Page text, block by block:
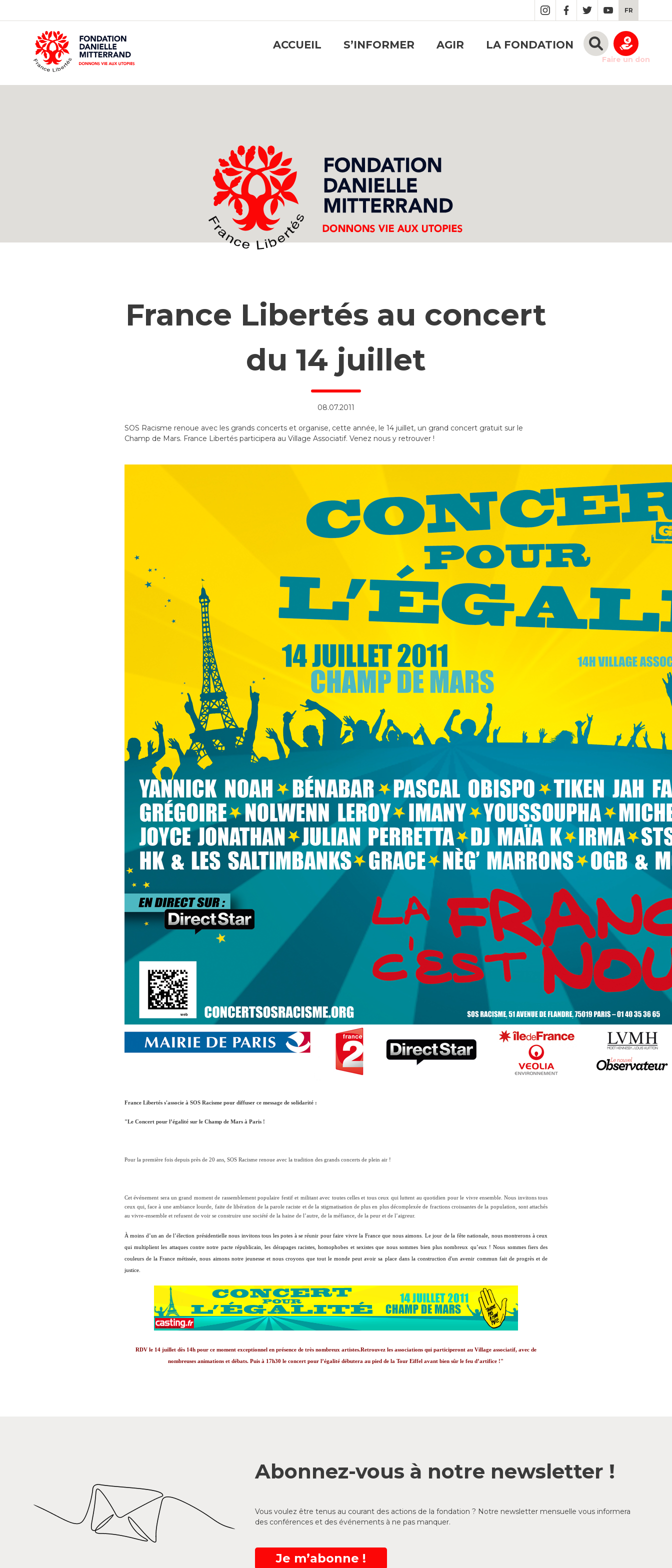
CONTENT
FR
ACCUEIL S’INFORMER AGIR LA FONDATION
Faire un don
France Libertés au concert
du 14 juillet
08.07.2011
SOS Racisme renoue avec les grands concerts et organise, cette année, le 14 juillet, un grand concert gratuit sur le
Champ de Mars. France Libertés participera au Village Associatif. Venez nous y retrouver !
France Libertés s'associe à SOS Racisme pour diffuser ce message de solidarité :
"Le Concert pour l’égalité sur le Champ de Mars à Paris !
Pour la première fois depuis près de 20 ans, SOS Racisme renoue avec la tradition des grands concerts de plein air !
Cet événement sera un grand moment de rassemblement populaire festif et militant avec toutes celles et tous ceux qui luttent au quotidien pour le vivre ensemble. Nous invitonstous
ceux qui, face à une ambiance lourde, faite de libération de la parole raciste et de la stigmatisation de plus en plus décomplexée de fractions croissantes de la population, sont attachés
au vivre-ensemble et refusent de voir se construire une société de la haine de l’autre, de la méfiance, de la peur et de l’aigreur.
À moins d’un an de l’élection présidentielle nous invitons tous les potes à se réunir pour faire vivre la France que nous aimons. Le jour de la fête nationale, nous montrerons à ceux
qui multiplient les attaques contre notre pacte républicain, les dérapages racistes, homophobes et sexistes que nous sommes bien plus nombreux qu’eux ! Nous sommes fiers des
couleurs de la France métissée, nous aimons notre jeunesse et nous croyons que tout le monde peut avoir sa place dans la construction d'un avenir commun fait de progrès et de
justice.
RDV le 14 juillet dès 14h pour ce moment exceptionnel en présence de très nombreux artistes.Retrouvez les associations qui participeront au Village associatif, avec de
nombreuses animations et débats. Puis à 17h30 le concert pour l’égalité débutera au pied de la Tour Eiffel avant bien sûr le feu d’artifice !"
Abonnez-vous à notre newsletter !
Vous voulez être tenus au courant des actions de la fondation ? Notre newsletter mensuelle vous informera
des conférences et des événements à ne pas manquer.
Je m’abonne !